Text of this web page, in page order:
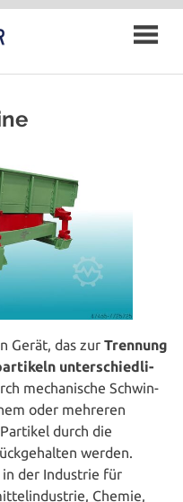
Gerät, das zur Trennung
unter­schied­li­
mecha­ni­sche Schwin­
oder mehreren
durch die
werden.
in der Industrie für
Chemie,